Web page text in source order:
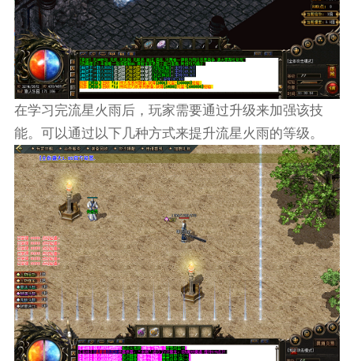
在学习完流星火雨后，玩家需要通过升级来加强该技
能。可以通过以下几种方式来提升流星火雨的等级。